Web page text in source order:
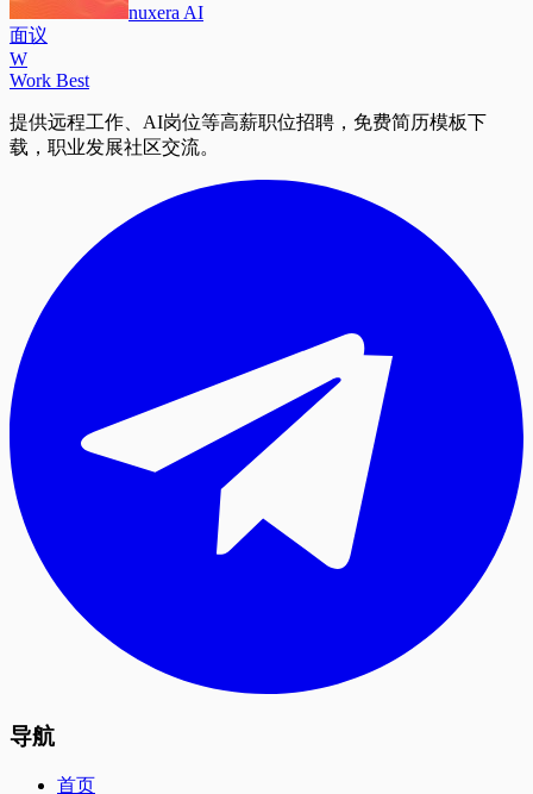
nuxera AI
面议
W
Work Best
提供远程工作、AI岗位等高薪职位招聘，免费简历模板下
载，职业发展社区交流。
导航
首页